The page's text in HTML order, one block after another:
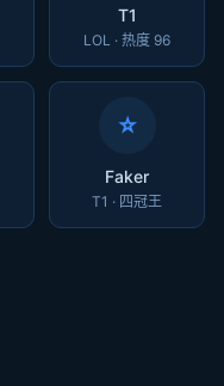
T1
LOL · 热度 96
⭐
Faker
T1 · 四冠王